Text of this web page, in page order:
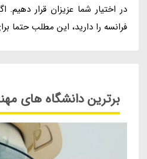
در اختیار شما عزیزان قرار
فرانسه را دارید، این مطلب حتما
برترین دانشگاه های